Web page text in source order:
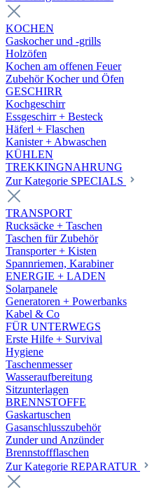
KOCHEN
Gaskocher und -grills
Holzöfen
Kochen am offenen Feuer
Zubehör Kocher und Öfen
GESCHIRR
Kochgeschirr
Essgeschirr + Besteck
Häferl + Flaschen
Kanister + Abwaschen
KÜHLEN
TREKKINGNAHRUNG
Zur Kategorie SPECIALS
TRANSPORT
Rucksäcke + Taschen
Taschen für Zubehör
Transporter + Kisten
Spannriemen, Karabiner
ENERGIE + LADEN
Solarpanele
Generatoren + Powerbanks
Kabel & Co
FÜR UNTERWEGS
Erste Hilfe + Survival
Hygiene
Taschenmesser
Wasseraufbereitung
Sitzunterlagen
BRENNSTOFFE
Gaskartuschen
Gasanschlusszubehör
Zunder und Anzünder
Brennstoffflaschen
Zur Kategorie REPARATUR